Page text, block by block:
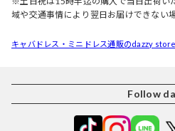
域や交通事情により翌日お届けできない
キャバドレス・ミニドレス通販のdazzy
Follow